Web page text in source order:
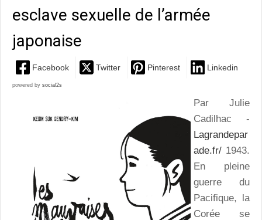
esclave sexuelle de l’armée
japonaise
Facebook Twitter Pinterest Linkedin
powered by social2s
Par Julie
Cadilhac -
Lagrandepar
ade.fr/ 1943.
En pleine
guerre du
Pacifique, la
Corée se